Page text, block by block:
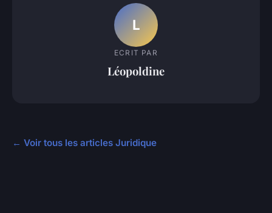
L
ECRIT PAR
Léopoldine
← Voir tous les articles Juridique